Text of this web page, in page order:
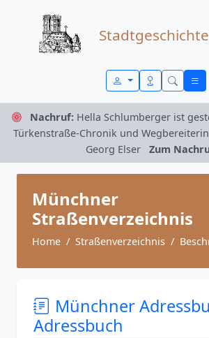
Stadtgeschichte
Nachruf: Hella Schlumberger ist
Türkenstraße-Chronik und
Georg Elser
Zum
Münchner
Straßenverzeichnis
Home Straßenverzeichnis
Münchner
Adressbuch